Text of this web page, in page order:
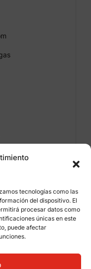
tecnologías como las
del dispositivo. El
procesar datos como
únicas en este
puede afectar
policy